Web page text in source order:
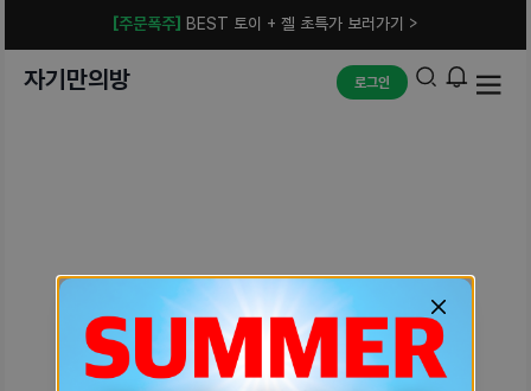
[주문폭주] BEST 토이 + 젤 초특가 보러가기 >
자기만의방 로그인
예상치 못한 에러입니다.